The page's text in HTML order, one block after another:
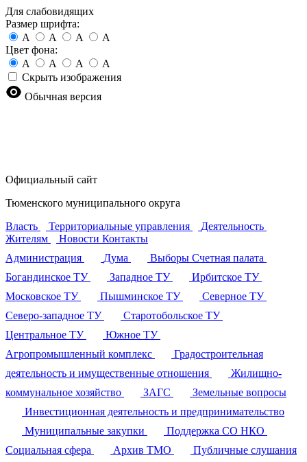
Для слабовидящих
Размер шрифта:
A
A A
A
Цвет фона:
A
A A
A
Скрыть изображения
Обычная версия
Официальный сайт
Тюменского муниципального округа
Власть
Территориальные управления
Деятельность
Жителям
Новости Контакты
Администрация
Дума Выборы Счетная палата
Богандинское ТУ
Западное ТУ
Ирбитское ТУ
Московское ТУ
Пышминское ТУ
Северное ТУ
Северо-западное ТУ
Старотобольское ТУ
Центральное ТУ
Южное ТУ
Агропромышленный комплекс
Градостроительная
деятельность и имущественные отношения
Жилищно-
коммунальное хозяйство
ЗАГС
Земельные вопросы
Инвестиционная деятельность и предпринимательство
Муниципальные закупки
Поддержка СО НКО
Социальная сфера
Архив ТМО
Публичные слушания